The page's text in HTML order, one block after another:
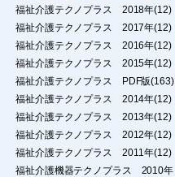
福祉介護テクノプラス 2018年(12)
福祉介護テクノプラス 2017年(12)
福祉介護テクノプラス 2016年(12)
福祉介護テクノプラス 2015年(12)
福祉介護テクノプラス PDF版(163)
福祉介護テクノプラス 2014年(12)
福祉介護テクノプラス 2013年(12)
福祉介護テクノプラス 2012年(12)
福祉介護テクノプラス 2011年(12)
福祉介護機器テクノプラス 2010年